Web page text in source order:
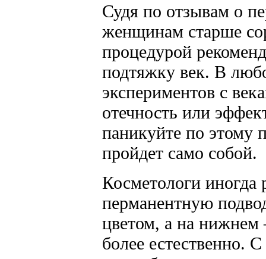
Судя по отзывам о
женщинам старше
процедурой
подтяжку век. В
экспериментов с
отечность или
паникуйте по этому
пройдет само собой.
Косметологи иногда
перманентную
цветом, а на нижнем
более естественно.